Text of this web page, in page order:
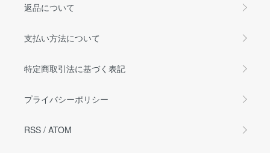
返品について
支払い方法について
特定商取引法に基づく表記
プライバシーポリシー
RSS / ATOM